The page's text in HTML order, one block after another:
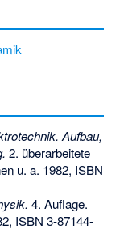
Aufbau,
2. überarbeitete
u. a. 1982, ISBN
4. Auflage.
ISBN 3-87144-